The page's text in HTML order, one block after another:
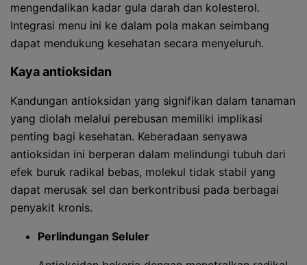
mengendalikan kadar gula darah dan kolesterol.
Integrasi menu ini ke dalam pola makan seimbang
dapat mendukung kesehatan secara menyeluruh.
Kaya antioksidan
Kandungan antioksidan yang signifikan dalam tanaman
yang diolah melalui perebusan memiliki implikasi
penting bagi kesehatan. Keberadaan senyawa
antioksidan ini berperan dalam melindungi tubuh dari
efek buruk radikal bebas, molekul tidak stabil yang
dapat merusak sel dan berkontribusi pada berbagai
penyakit kronis.
Perlindungan Seluler